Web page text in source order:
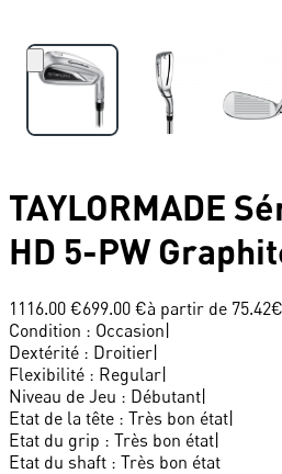
TAYLORMADE
HD 5-PW
1116.00 €699.00 €à partir de 75.42
Condition : Occasion|
Dextérité : Droitier|
Flexibilité : Regular|
Niveau de Jeu : Débutant|
Etat de la tête : Très bon état|
Etat du grip : Très bon état|
Etat du shaft : Très bon état